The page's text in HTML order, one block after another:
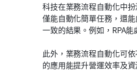
科技在業務流程自動化中
僅能自動化簡單任務，還
一致的結果。例如，RPA
此外，業務流程自動化可
的應用能提升營運效率及